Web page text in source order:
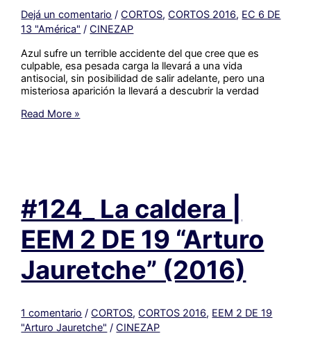
Dejá un comentario /CORTOS,CORTOS 2016, EC 6 DE
13 "América" /CINEZAP
Azul sufre un terrible accidente del que cree que es
culpable, esa pesada carga la llevará a una vida
antisocial, sin posibilidad de salir adelante, pero una
misteriosa aparición la llevará a descubrir la verdad
#116_
“América”
(2016)
Read More »
#124_ La caldera |
EEM 2 DE 19 “Arturo
Jauretche” (2016)
1 comentario /CORTOS,CORTOS 2016, EEM 2 DE 19
"Arturo Jauretche" /CINEZAP